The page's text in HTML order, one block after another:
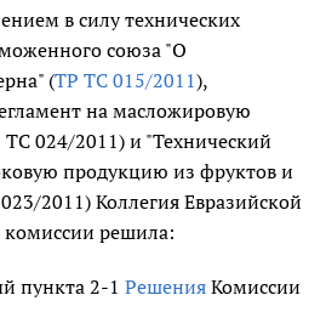
в силу технических
союза "О
(ТР ТС 015/2011),
на масложировую
024/2011) и "Технический
продукцию из фруктов и
2011) Коллегия Евразийской
решила:
пункта 2-1 Решения Комиссии